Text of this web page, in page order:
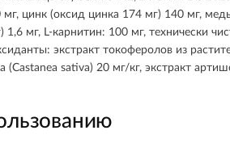
цинк (оксид цинка 174 мг) 140 мг,
мг, L-карнитин: 100 мг, технически
экстракт токоферолов из
sativa) 20 мг/кг, экстракт